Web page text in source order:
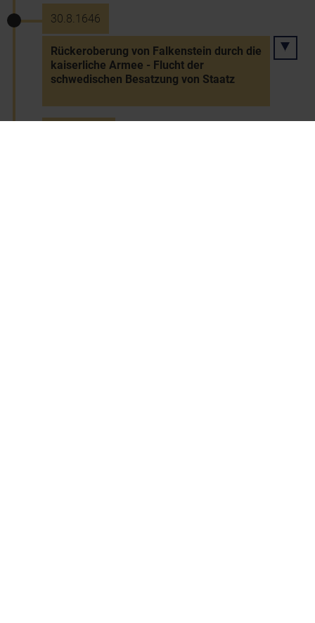
30.8.1646
Rückeroberung von Falkenstein durch die
kaiserliche Armee - Flucht der
schwedischen Besatzung von Staatz